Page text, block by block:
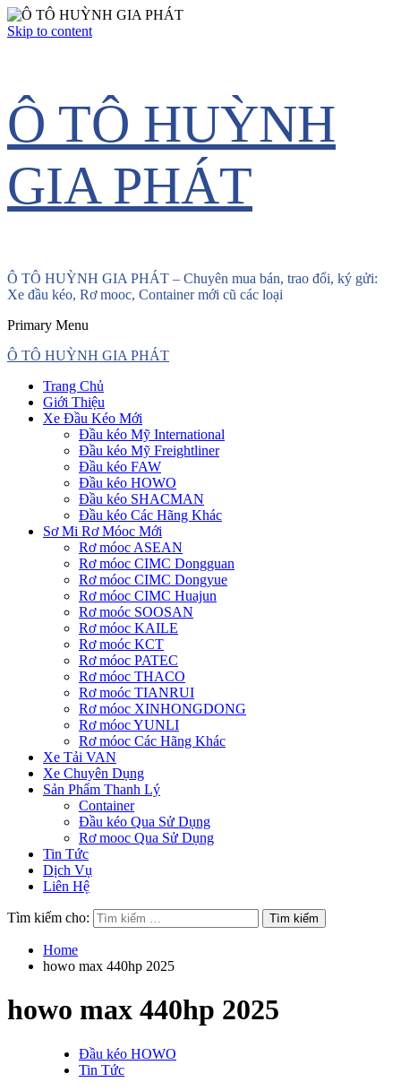
Skip to content
Ô TÔ HUỲNH
GIA PHÁT
Ô TÔ HUỲNH GIA PHÁT – Chuyên mua bán, trao đổi, ký gửi:
Xe đầu kéo, Rơ mooc, Container mới cũ các loại
Primary Menu
Ô TÔ HUỲNH GIA PHÁT
Trang Chủ
Giới Thiệu
Xe Đầu Kéo Mới
Đầu kéo Mỹ International
Đầu kéo Mỹ Freightliner
Đầu kéo FAW
Đầu kéo HOWO
Đầu kéo SHACMAN
Đầu kéo Các Hãng Khác
Sơ Mi Rơ Móoc Mới
Rơ móoc ASEAN
Rơ móoc CIMC Dongguan
Rơ móoc CIMC Dongyue
Rơ móoc CIMC Huajun
Rơ moóc SOOSAN
Rơ móoc KAILE
Rơ moóc KCT
Rơ móoc PATEC
Rơ móoc THACO
Rơ moóc TIANRUI
Rơ móoc XINHONGDONG
Rơ móoc YUNLI
Rơ móoc Các Hãng Khác
Xe Tải VAN
Xe Chuyên Dụng
Sản Phẩm Thanh Lý
Container
Đầu kéo Qua Sử Dụng
Rơ mooc Qua Sử Dụng
Tin Tức
Dịch Vụ
Liên Hệ
Tìm kiếm cho:
Home
howo max 440hp 2025
howo max 440hp 2025
Đầu kéo HOWO
Tin Tức